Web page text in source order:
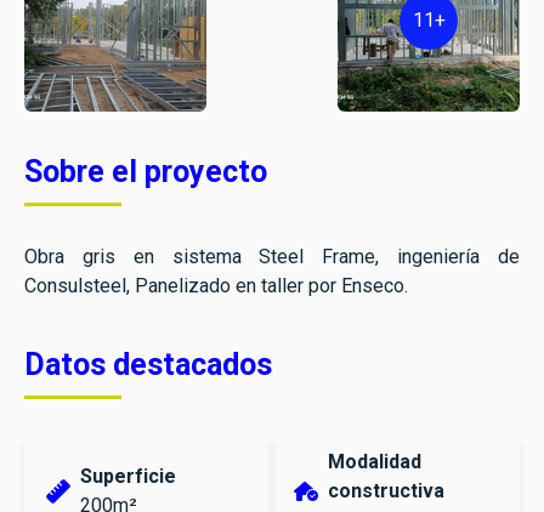
11+
Sobre el proyecto
Obra gris en sistema Steel Frame, ingeniería de
Consulsteel, Panelizado en taller por Enseco.
Datos destacados
Superficie
200m²
Modalidad
constructiva